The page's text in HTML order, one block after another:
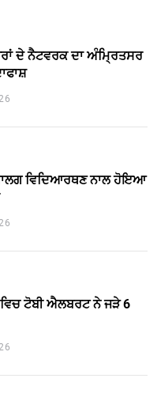
ਦੇ ਨੈਟਵਰਕ ਦਾ ਅੰਮ੍ਰਿਤਸਰ
ਵਿਦਿਆਰਥਣ ਨਾਲ ਹੋਇਆ
ਟੋਬੀ ਐਲਬਰਟ ਨੇ ਜੜੇ 6